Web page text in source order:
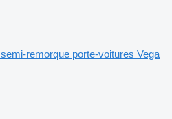
semi-remorque porte-voitures Vega